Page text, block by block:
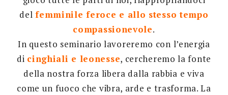
delfemminile feroce e allo stesso tempo
compassionevole.
In questo seminario lavoreremo con l’energia
di cinghiali e leonesse, cercheremo la fonte
della nostra forza libera dalla rabbia e viva
come un fuoco che vibra, arde e trasforma. La